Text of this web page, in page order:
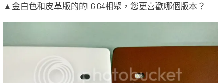
▲金白色和皮革版的的LG G4相聚，您更喜歡哪個版本？